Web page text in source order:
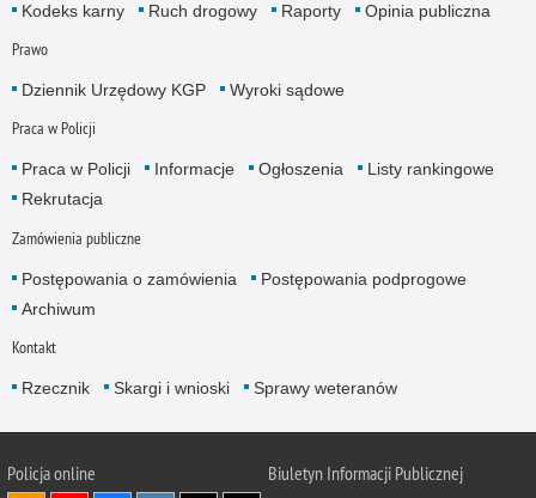
Kodeks karny
Ruch drogowy Raporty Opinia publiczna
Prawo
Dziennik Urzędowy KGP Wyroki sądowe
Praca w Policji
Praca w Policji Informacje Ogłoszenia
Listy rankingowe
Rekrutacja
Zamówienia publiczne
Postępowania o zamówienia
Postępowania podprogowe
Archiwum
Kontakt
Rzecznik Skargi i wnioski Sprawy weteranów
Policjaonline Biuletyn Informacji Publicznej